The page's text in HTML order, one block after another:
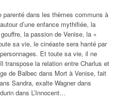
dans les thèmes communs à
d’une enfance mythifiée, la
la passion de Venise, la «
sa vie, le cinéaste sera hanté par
Et toute sa vie, il ne
transpose la relation entre Charlus et
de Balbec dans Mort à Venise, fait
Sandra, exalte Wagner dans
dans L’Innocent…